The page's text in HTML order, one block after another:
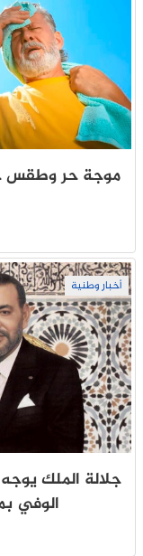
موجة حر وطقس
أخبار وطنية
جلالة الملك
الوفي